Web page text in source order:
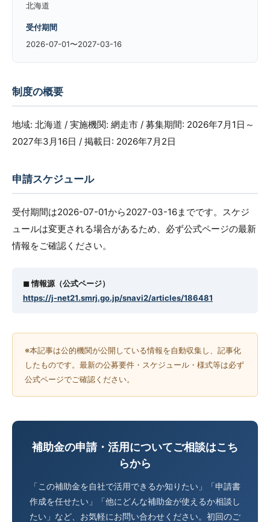
北海道
受付期間
2026-07-01〜2027-03-16
制度の概要
地域: 北海道 / 実施機関: 網走市 / 募集期間: 2026年7月1日～
2027年3月16日 / 掲載日: 2026年7月2日
申請スケジュール
受付期間は2026-07-01から2027-03-16までです。スケジ
ュールは変更される場合があるため、必ず公式ページの最新
情報をご確認ください。
◼︎ 情報源（公式ページ）
https://j-net21.smrj.go.jp/snavi2/articles/186481
※本記事は公的機関が公開している情報を自動収集し、記事化
したものです。最新の公募要件・スケジュール・様式等は必ず
公式ページでご確認ください。
補助金の申請・活用についてご相談はこち
らから
「この補助金を自社で活用できるか知りたい」「申請書
作成を任せたい」「他にどんな補助金が使えるか相談し
たい」など、お気軽にお問い合わせください。初回のご